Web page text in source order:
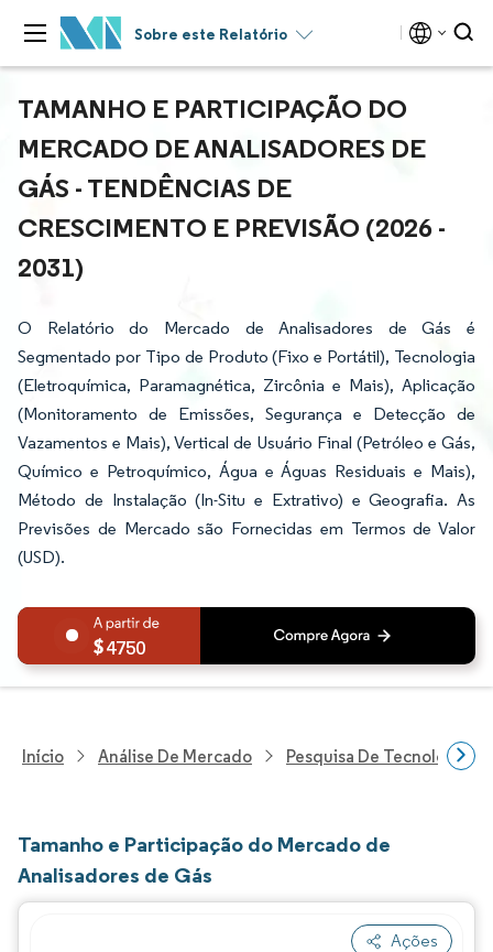
Sobre este Relatório
TAMANHO E PARTICIPAÇÃO DO
MERCADO DE ANALISADORES DE
GÁS - TENDÊNCIAS DE
CRESCIMENTO E PREVISÃO (2026 -
2031)
O Relatório do Mercado de Analisadores de Gás é
Segmentado por Tipo de Produto (Fixo e Portátil), Tecnologia
(Eletroquímica, Paramagnética, Zircônia e Mais), Aplicação
(Monitoramento de Emissões, Segurança e Detecção de
Vazamentos e Mais), Vertical de Usuário Final (Petróleo e Gás,
Químico e Petroquímico, Água e Águas Residuais e Mais),
Método de Instalação (In-Situ e Extrativo) e Geografia. As
Previsões de Mercado são Fornecidas em Termos de Valor
(USD).
4750
Início Análise De Mercado Pesquisa De Tecnologia,
Tamanho e Participação do Mercado de
Analisadores de Gás
Ações